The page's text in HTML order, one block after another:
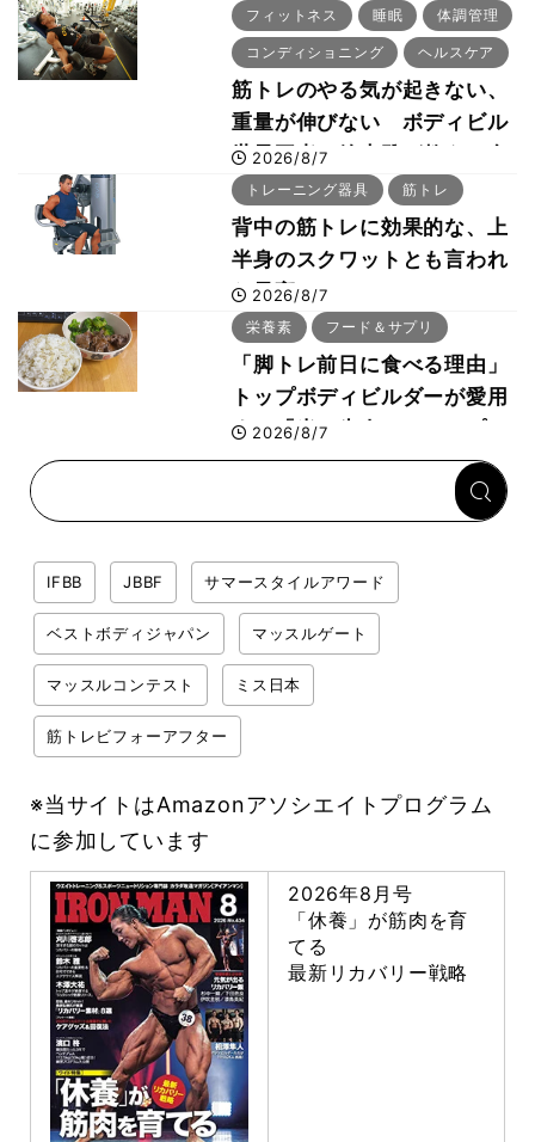
「回復習慣」
フィットネス 睡眠 体調管理
コンディショニング ヘルスケア
筋トレのやる気が起きない、
重量が伸びない ボディビル
世界王者・鈴木雅が教える食
事・睡眠・呼吸の整え方
2026/8/7
トレーニング器具 筋トレ
背中の筋トレに効果的な、上
半身のスクワットとも言われ
た最高マシン“ノーチラス・
プルオーバーマシン”とは？
2026/8/7
栄養素 フード＆サプリ
「脚トレ前日に食べる理由」
トップボディビルダーが愛用
する「米＋牛肉」のシンプル
回復メシとは？
2026/8/7
IFBB JBBF サマースタイルアワード
ベストボディジャパン マッスルゲート
マッスルコンテスト ミス日本
筋トレビフォーアフター
※当サイトはAmazonアソシエイトプログラム
に参加しています
2026年8月号
「休養」が筋肉を育
てる
最新リカバリー戦略